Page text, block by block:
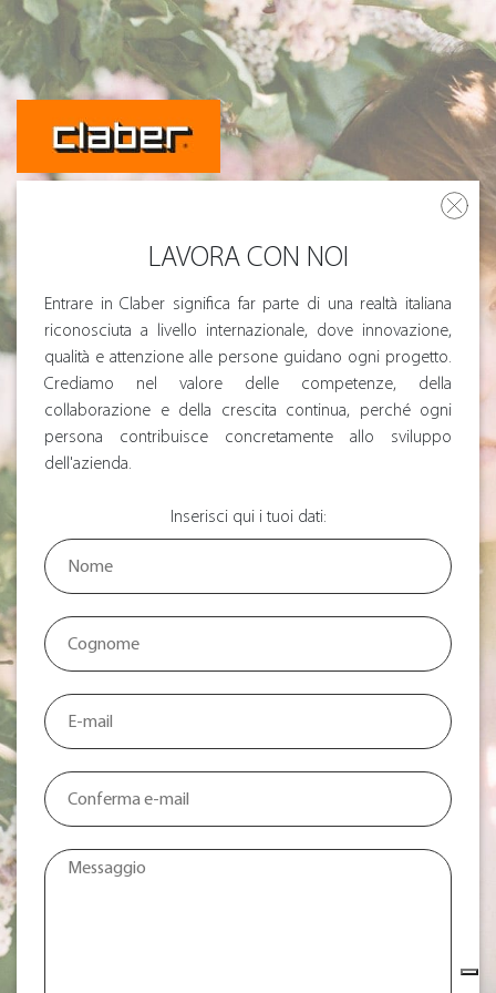
LAVORA CON NOI
Entrare in Claber significa far parte di una realtà italiana
riconosciuta a livello internazionale, dove innovazione,
qualità e attenzione alle persone guidano ogni progetto.
Crediamo nel valore delle competenze, della
collaborazione e della crescita continua, perché ogni
persona contribuisce concretamente allo sviluppo
dell'azienda.
Inserisci qui i tuoi dati:
Informativa sulla raccolta
Le tue preferenze relative alla privacy